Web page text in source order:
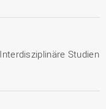
Studien